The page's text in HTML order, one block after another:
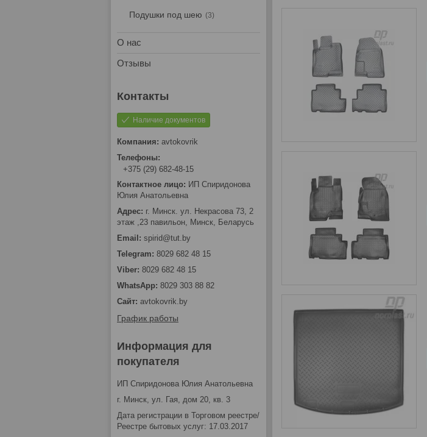
Подушки под шею 3
О нас
Отзывы
Наличие документов
avtokovrik
+375 (29) 682-48-15
ИП Спиридонова
Юлия Анатольевна
г. Минск. ул. Некрасова 73, 2
этаж ,23 павильон, Минск, Беларусь
spirid@tut.by
8029 682 48 15
8029 682 48 15
8029 303 88 82
avtokovrik.by
График работы
Информация для
покупателя
ИП Спиридонова Юлия Анатольевна
г. Минск, ул. Гая, дом 20, кв. 3
Дата регистрации в Торговом реестре/
Реестре бытовых услуг: 17.03.2017